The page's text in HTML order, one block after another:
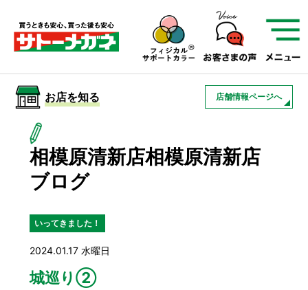
サトーメガネを知る
サトーメガネについて
01 サトーメガネの遠近
検査・フィッティング
お店を知る
お店を知る 店舗情報ページへ
相模原清新店相模原清新店
ブログ
いってきました！
2024.01.17 水曜日
城巡り②